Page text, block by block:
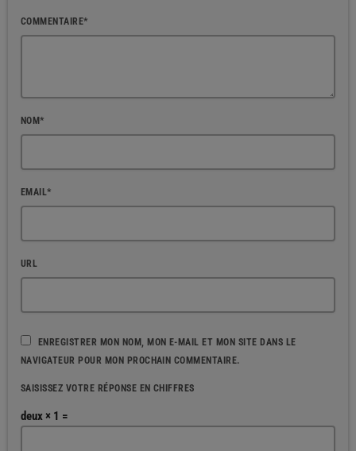
COMMENTAIRE*
NOM*
EMAIL*
URL
ENREGISTRER MON NOM, MON E-MAIL ET MON SITE DANS LE
NAVIGATEUR POUR MON PROCHAIN COMMENTAIRE.
SAISISSEZ VOTRE RÉPONSE EN CHIFFRES
deux × 1 =